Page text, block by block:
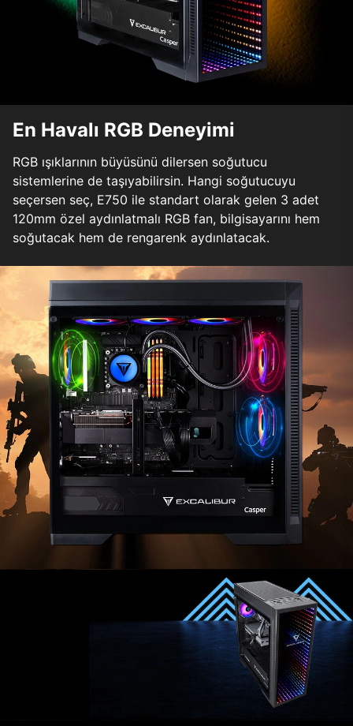
En Havalı RGB Deneyimi
RGB ışıklarının büyüsünü dilersen soğutucu
sistemlerine de taşıyabilirsin. Hangi soğutucuyu
seçersen seç, E750 ile standart olarak gelen 3 adet
120mm özel aydınlatmalı RGB fan, bilgisayarını hem
soğutacak hem de rengarenk aydınlatacak.